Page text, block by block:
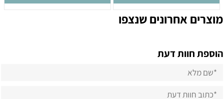
מוצרים אחרונים שנצפו
הוספת חוות דעת